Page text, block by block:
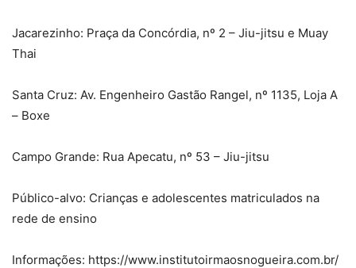
Jacarezinho: Praça da Concórdia, nº 2 – Jiu-jitsu e Muay
Thai
Santa Cruz: Av. Engenheiro Gastão Rangel, nº 1135, Loja A
– Boxe
Campo Grande: Rua Apecatu, nº 53 – Jiu-jitsu
Público-alvo: Crianças e adolescentes matriculados na
rede de ensino
Informações: https://www.institutoirmaosnogueira.com.br/